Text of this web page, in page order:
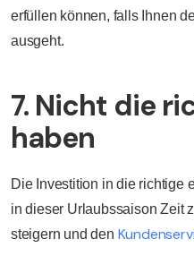
erfüllen können, falls Ihnen
ausgeht.
7. Nicht die
haben
Die Investition in die richtige
in dieser Urlaubssaison Zeit
steigern und den